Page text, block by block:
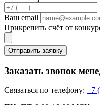
Ваш email
Прикрепить счёт от
Отправить заявку
Заказать звонок
Связаться по телефону: +7